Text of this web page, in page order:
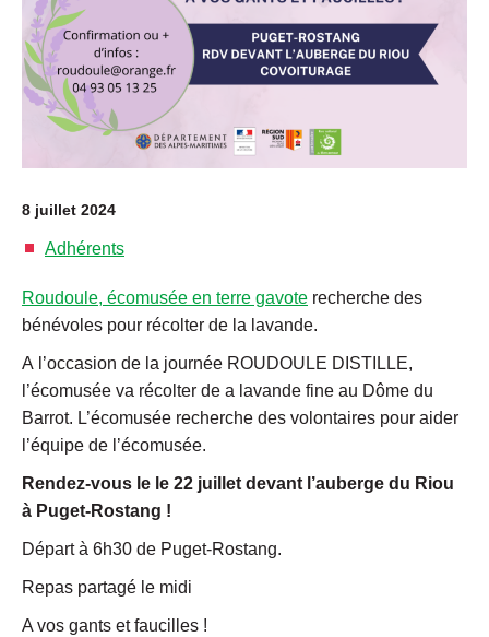
8 juillet 2024
Adhérents
Roudoule, écomusée en terre gavote recherche des
bénévoles pour récolter de la lavande.
A l’occasion de la journée ROUDOULE DISTILLE,
l’écomusée va récolter de a lavande fine au Dôme du
Barrot. L’écomusée recherche des volontaires pour aider
l’équipe de l’écomusée.
Rendez-vous le le 22 juillet devant l’auberge du Riou
à Puget-Rostang !
Départ à 6h30 de Puget-Rostang.
Repas partagé le midi
A vos gants et faucilles !